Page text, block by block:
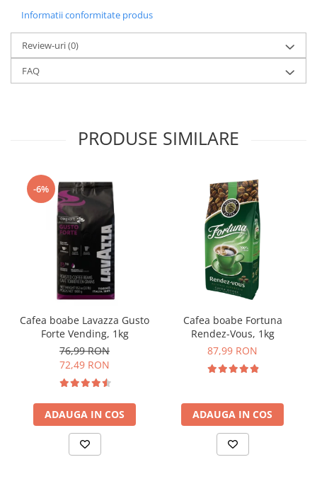
Informatii conformitate produs
Review-uri(0)
FAQ
PRODUSE SIMILARE
-6%
Cafea boabe Lavazza Gusto
Forte Vending, 1kg
76,99 RON
72,49 RON
ADAUGA IN COS
Cafea boabe Fortuna
Rendez-Vous, 1kg
87,99 RON
ADAUGA IN COS